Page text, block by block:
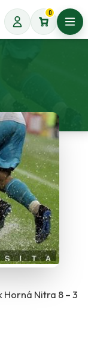
0
Horná Nitra 8 – 3